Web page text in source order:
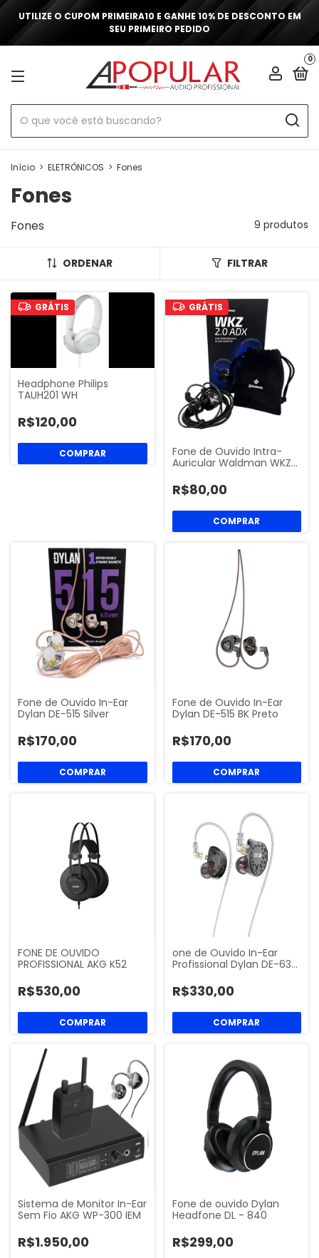
UTILIZE O CUPOM PRIMEIRA10 E GANHE 10% DE DESCONTO EM
SEU PRIMEIRO PEDIDO
0
Início > ELETRÔNICOS > Fones
Fones
Fones 9 produtos
ORDENAR FILTRAR
GRÁTIS
Headphone Philips
TAUH201 WH
R$120,00
GRÁTIS
Fone de Ouvido Intra-
Auricular Waldman WKZ…
R$80,00
Fone de Ouvido In-Ear
Dylan DE-515 Silver
R$170,00
Fone de Ouvido In-Ear
Dylan DE-515 BK Preto
R$170,00
FONE DE OUVIDO
PROFISSIONAL AKG K52
R$530,00
one de Ouvido In-Ear
Profissional Dylan DE-63…
R$330,00
Sistema de Monitor In-Ear
Sem Fio AKG WP-300 IEM
R$1.950,00
Fone de ouvido Dylan
Headfone DL - 840
R$299,00